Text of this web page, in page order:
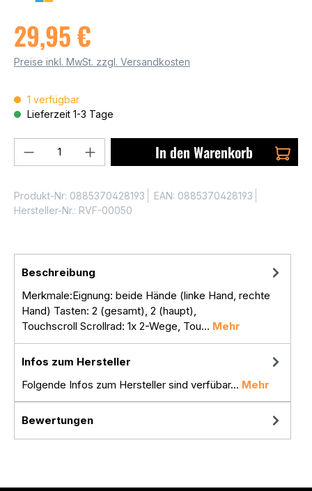
29,95 €
Preise inkl. MwSt. zzgl. Versandkosten
1 verfügbar
Lieferzeit 1-3 Tage
Produkt Anzahl: Gib denIn den Warenkorb
Produkt-Nr: 0885370428193 EAN: 0885370428193
Hersteller-Nr.: RVF-00050
Beschreibung
Merkmale:Eignung: beide Hände (linke Hand, rechte
Hand) Tasten: 2 (gesamt), 2 (haupt),
Touchscroll Scrollrad: 1x 2-Wege, Tou… Mehr
Infos zum Hersteller
Folgende Infos zum Hersteller sind verfübar... Mehr
Bewertungen